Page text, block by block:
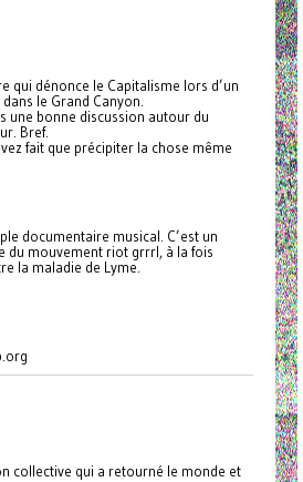
qui dénonce le Capitalisme lors d’un
le Grand Canyon.
une bonne discussion autour du
Bref.
fait que précipiter la chose même
documentaire musical. C’est un
du mouvement riot grrrl, à la fois
la maladie de Lyme.
collective qui a retourné le monde et